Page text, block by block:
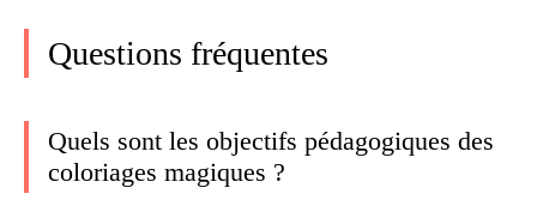
Questions fréquentes
Quels sont les objectifs pédagogiques des
coloriages magiques ?